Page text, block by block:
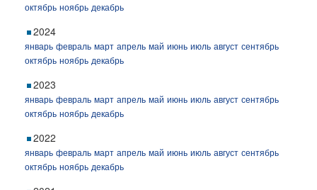
октябрь ноябрь декабрь
2024
январь февраль март апрель май июнь июль август сентябрь
октябрь ноябрь декабрь
2023
январь февраль март апрель май июнь июль август сентябрь
октябрь ноябрь декабрь
2022
январь февраль март апрель май июнь июль август сентябрь
октябрь ноябрь декабрь